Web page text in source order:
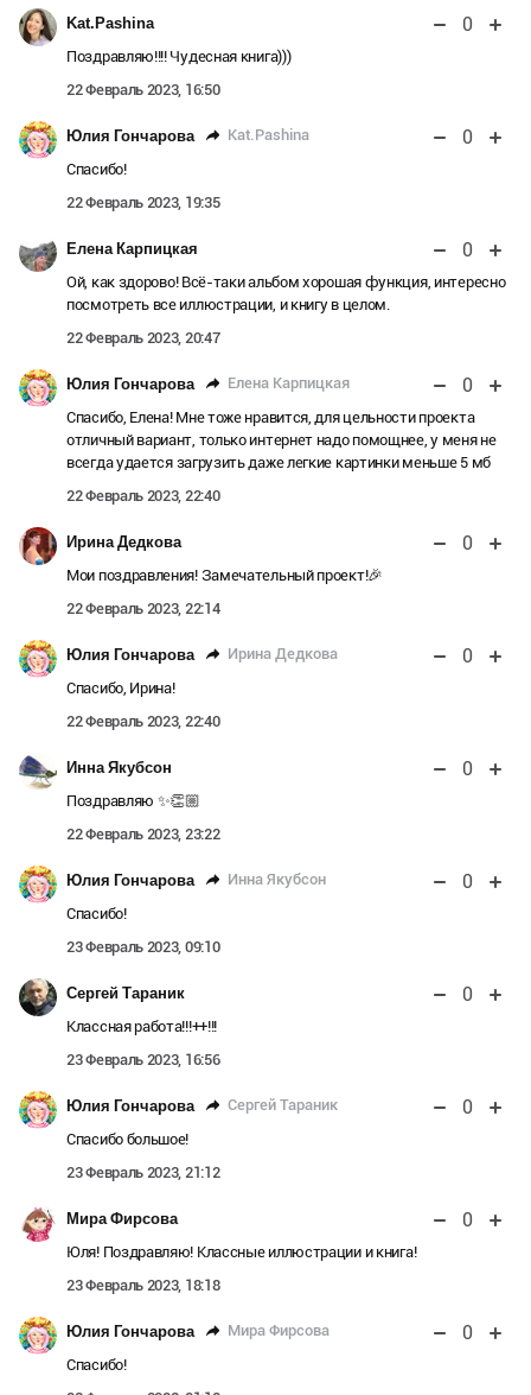
Kat.Pashina 0
Поздравляю!!!! Чудесная книга)))
22 Февраль 2023, 16:50
Юлия Гончарова Kat.Pashina 0
Спасибо!
22 Февраль 2023, 19:35
Елена Карпицкая 0
Ой, как здорово! Всё-таки альбом хорошая функция, интересно
посмотреть все иллюстрации, и книгу в целом.
22 Февраль 2023, 20:47
Юлия Гончарова Елена Карпицкая 0
Спасибо, Елена! Мне тоже нравится, для цельности проекта
отличный вариант, только интернет надо помощнее, у меня не
всегда удается загрузить даже легкие картинки меньше 5 мб
22 Февраль 2023, 22:40
Ирина Дедкова 0
Мои поздравления! Замечательный проект!🎉
22 Февраль 2023, 22:14
Юлия Гончарова Ирина Дедкова 0
Спасибо, Ирина!
22 Февраль 2023, 22:40
Инна Якубсон 0
Поздравляю ✨👏🏼
22 Февраль 2023, 23:22
Юлия Гончарова Инна Якубсон 0
Спасибо!
23 Февраль 2023, 09:10
Сергей Тараник 0
Классная работа!!!++!!!
23 Февраль 2023, 16:56
Юлия Гончарова Сергей Тараник 0
Спасибо большое!
23 Февраль 2023, 21:12
Мира Фирсова 0
Юля! Поздравляю! Классные иллюстрации и книга!
23 Февраль 2023, 18:18
Юлия Гончарова Мира Фирсова 0
Спасибо!